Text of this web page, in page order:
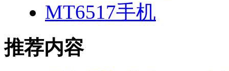
MT6517手机
推荐内容